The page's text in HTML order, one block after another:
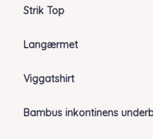
Strik Top
Langærmet
Viggatshirt
Bambus inkontinens